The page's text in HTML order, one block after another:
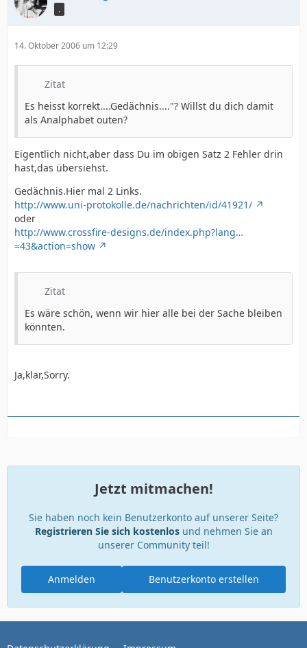
.
14. Oktober 2006 um 12:29
Zitat
Es heisst korrekt....Gedächnis...."? Willst du dich damit
als Analphabet outen?
Eigentlich nicht,aber dass Du im obigen Satz 2 Fehler drin
hast,das übersiehst.
Gedächnis.Hier mal 2 Links.
http://www.uni-protokolle.de/nachrichten/id/41921/
oder
http://www.crossfire-designs.de/index.php?lang…
=43&action=show
Zitat
Es wäre schön, wenn wir hier alle bei der Sache bleiben
könnten.
Ja,klar,Sorry.
Jetzt mitmachen!
Sie haben noch kein Benutzerkonto auf unserer Seite?
Registrieren Sie sich kostenlosund nehmen Sie an
unserer Community teil!
Benutzerkonto erstellen
Anmelden